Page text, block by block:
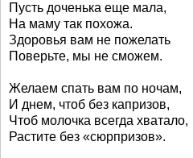
Пусть доченька еще мала,
На маму так похожа.
Здоровья вам не пожелать
Поверьте, мы не сможем.
Желаем спать вам по ночам,
И днем, чтоб без капризов,
Чтоб молочка всегда хватало,
Растите без «сюрпризов».